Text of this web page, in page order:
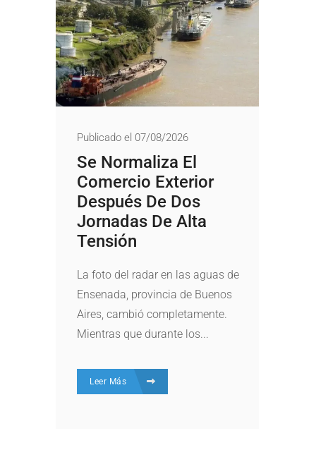
Publicado el 07/08/2026
Se Normaliza El
Comercio Exterior
Después De Dos
Jornadas De Alta
Tensión
La foto del radar en las aguas de
Ensenada, provincia de Buenos
Aires, cambió completamente.
Mientras que durante los...
Leer Más